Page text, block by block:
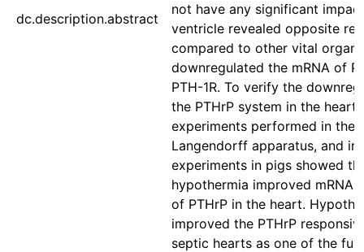
dc.description.abstract
not have any significant
ventricle revealed opposite
compared to other vital
downregulated the mRNA of
PTH-1R. To verify the
the PTHrP system in the
experiments performed in the
Langendorff apparatus, and in
experiments in pigs showed
hypothermia improved mRNA
of PTHrP in the heart.
improved the PTHrP
septic hearts as one of the